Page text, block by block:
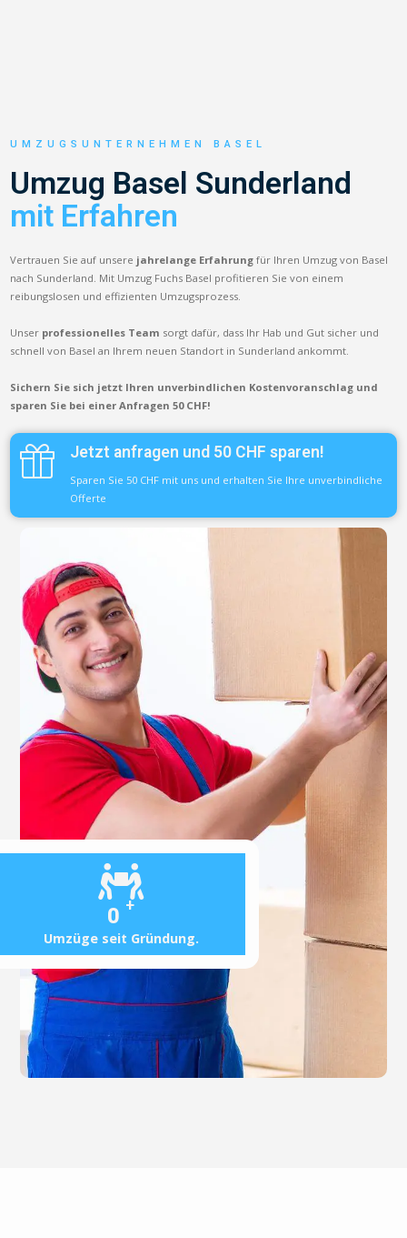
0 +
Umzüge seit Gründung.
UMZUGSUNTERNEHMEN BASEL
Umzug Basel Sunderland
mit Erfahren
Vertrauen Sie auf unsere jahrelange Erfahrung für Ihren Umzug von Basel
nach Sunderland. Mit Umzug Fuchs Basel profitieren Sie von einem
reibungslosen und effizienten Umzugsprozess.
Unser professionelles Team sorgt dafür, dass Ihr Hab und Gut sicher und
schnell von Basel an Ihrem neuen Standort in Sunderland ankommt.
Sichern Sie sich jetzt Ihren unverbindlichen Kostenvoranschlag und
sparen Sie bei einer Anfragen 50 CHF!
Jetzt anfragen und 50 CHF sparen!
Sparen Sie 50 CHF mit uns und erhalten Sie Ihre unverbindliche
Offerte